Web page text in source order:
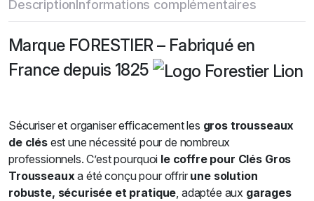
DescriptionInformations complémentaires
Marque FORESTIER – Fabriqué en
France depuis 1825
Sécuriser et organiser efficacement les gros trousseaux
de clésest une nécessité pour de nombreux
professionnels. C’est pourquoi le coffre pour Clés Gros
Trousseaux a été conçu pour offrir une solution
robuste, sécurisée et pratique , adaptée aux garages